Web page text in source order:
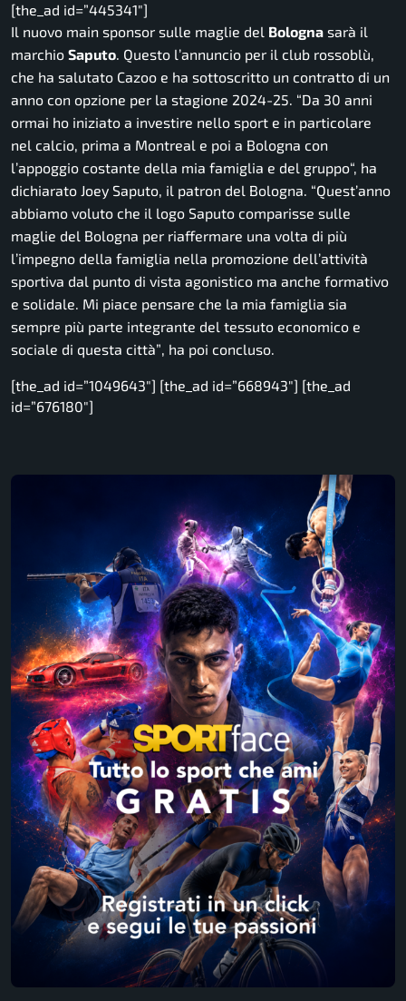
[the_ad id=”445341″]
Il nuovo main sponsor sulle maglie del Bologna sarà il
marchio Saputo. Questo l’annuncio per il club rossoblù,
che ha salutato Cazoo e ha sottoscritto un contratto di un
anno con opzione per la stagione 2024-25. “Da 30 anni
ormai ho iniziato a investire nello sport e in particolare
nel calcio, prima a Montreal e poi a Bologna con
l’appoggio costante della mia famiglia e del gruppo“, ha
dichiarato Joey Saputo, il patron del Bologna. “Quest’anno
abbiamo voluto che il logo Saputo comparisse sulle
maglie del Bologna per riaffermare una volta di più
l’impegno della famiglia nella promozione dell’attività
sportiva dal punto di vista agonistico ma anche formativo
e solidale. Mi piace pensare che la mia famiglia sia
sempre più parte integrante del tessuto economico e
sociale di questa città”, ha poi concluso.
[the_ad id=”1049643″] [the_ad id=”668943″] [the_ad
id=”676180″]